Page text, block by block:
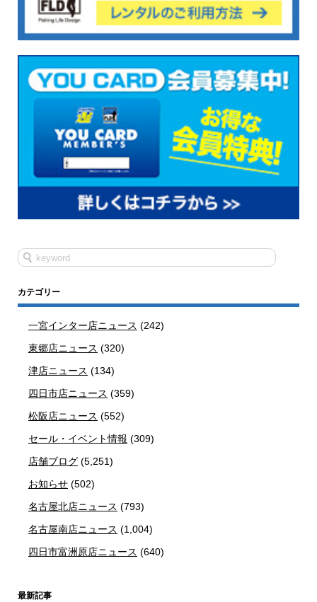
カテゴリー
一宮インター店ニュース (242)
東郷店ニュース (320)
津店ニュース (134)
四日市店ニュース (359)
松阪店ニュース (552)
セール・イベント情報 (309)
店舗ブログ (5,251)
お知らせ (502)
名古屋北店ニュース (793)
名古屋南店ニュース (1,004)
四日市富洲原店ニュース (640)
最新記事